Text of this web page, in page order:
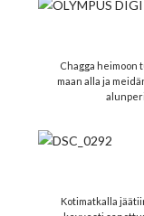
Chagga heimoon
maan alla ja
Kotimatkalla